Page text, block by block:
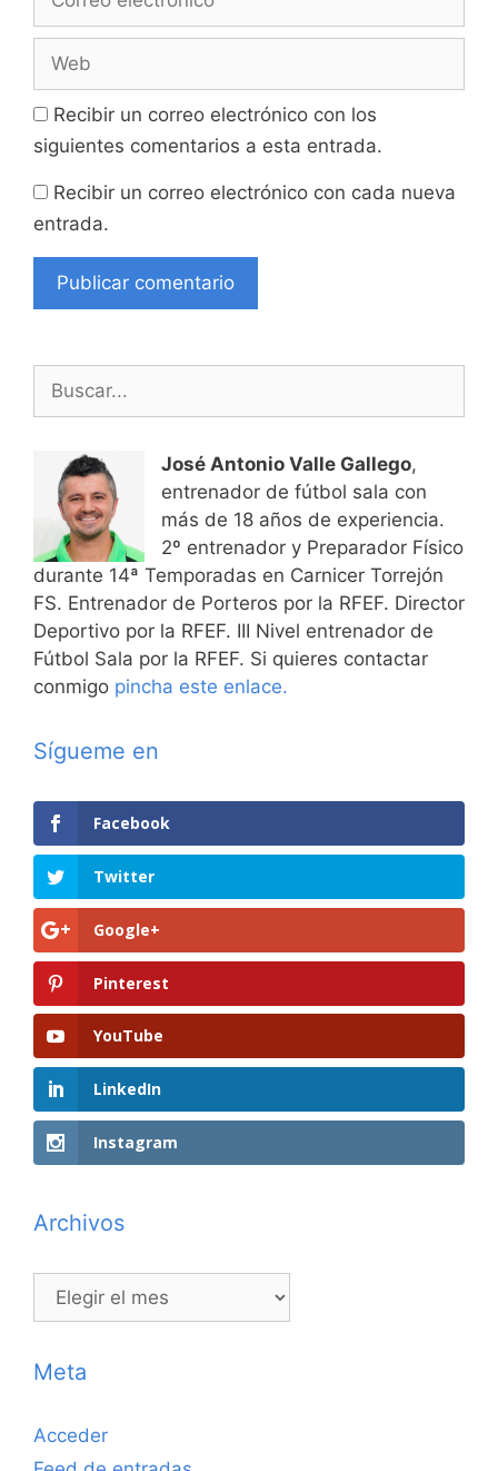
Web
Recibir un correo electrónico con los
siguientes comentarios a esta entrada.
Recibir un correo electrónico con cada nueva
entrada.
Buscar:
José Antonio Valle Gallego,
entrenador de fútbol sala con
más de 18 años de experiencia.
2º entrenador y Preparador Físico
durante 14ª Temporadas en Carnicer Torrejón
FS. Entrenador de Porteros por la RFEF. Director
Deportivo por la RFEF. III Nivel entrenador de
Fútbol Sala por la RFEF. Si quieres contactar
conmigo pincha este enlace.
Sígueme en
Facebook
Twitter
Google+
Pinterest
YouTube
LinkedIn
Instagram
Archivos
Archivos
Meta
Acceder